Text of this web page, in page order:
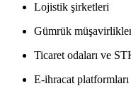
Lojistik şirketleri
Gümrük
Ticaret odaları ve
E-ihracat platformları